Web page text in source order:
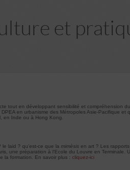
et
tout en développant sensibilité et compréhension
en urbanisme des Métropoles Asie-Pacifique et
en Inde ou à Hong Kong.
le laid ? qu'est-ce que la mimèsis en art ? Les
une préparation à l'Ecole du Louvre en Terminale.
la formation. En savoir plus : cliquez-ici